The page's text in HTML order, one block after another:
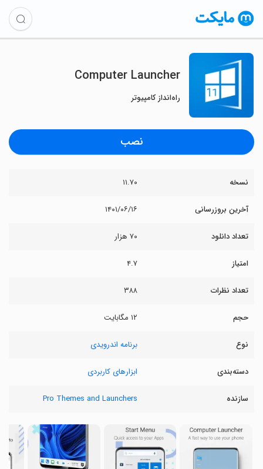
Computer Launcher
راه‌انداز کامپیوتر
نصب
نسخه ۱۱.۷۰
آخرین بروزرسانی ۱۴۰۱/۰۶/۱۶
تعداد دانلود ۷۰ هزار
امتیاز ۴.۷
تعداد نظرات ۳۸۸
حجم ۱۲ مگابایت
نوع برنامه اندرویدی
دسته‌بندی ابزارهای کاربردی
سازنده Pro Themes and Launchers